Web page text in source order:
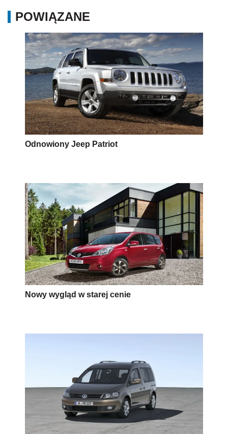
POWIĄZANE
Odnowiony Jeep Patriot
Nowy wygląd w starej cenie